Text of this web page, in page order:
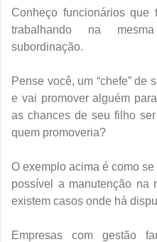
Conheço funcionários que
trabalhando na
subordinação.
Pense você, um “chefe” de
e vai promover alguém
as chances de seu filho
quem promoveria?
O exemplo acima é como
possível a manutenção na
existem casos onde há
Empresas com gestão